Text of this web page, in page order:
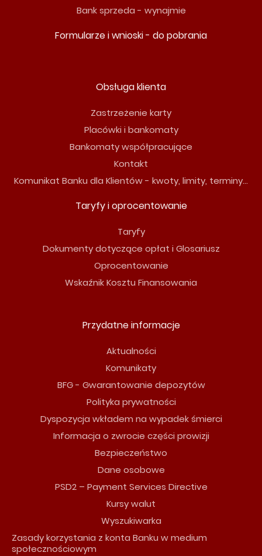
Bank sprzeda - wynajmie
Formularze i wnioski - do pobrania
Obsługa klienta
Zastrzeżenie karty
Placówki i bankomaty
Bankomaty współpracujące
Kontakt
Komunikat Banku dla Klientów - kwoty, limity, terminy...
Taryfy i oprocentowanie
Taryfy
Dokumenty dotyczące opłat i Glosariusz
Oprocentowanie
Wskaźnik Kosztu Finansowania
Przydatne informacje
Aktualności
Komunikaty
BFG - Gwarantowanie depozytów
Polityka prywatności
Dyspozycja wkładem na wypadek śmierci
Informacja o zwrocie części prowizji
Bezpieczeństwo
Dane osobowe
PSD2 – Payment Services Directive
Kursy walut
Wyszukiwarka
Zasady korzystania z konta Banku w medium
społecznościowym